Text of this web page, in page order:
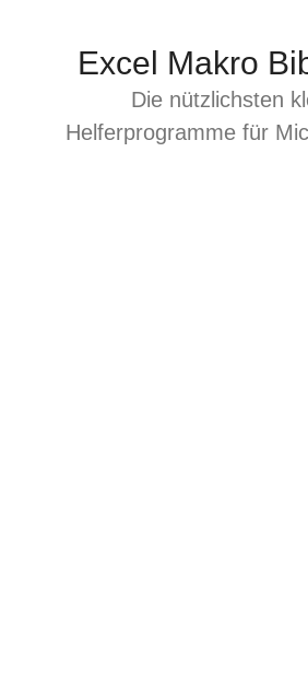
Excel Makro
Die nützlichsten
Helferprogramme für